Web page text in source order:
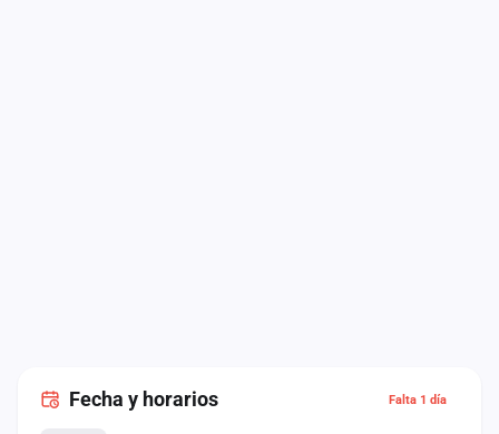
Fecha y horarios Falta 1 día
Administración